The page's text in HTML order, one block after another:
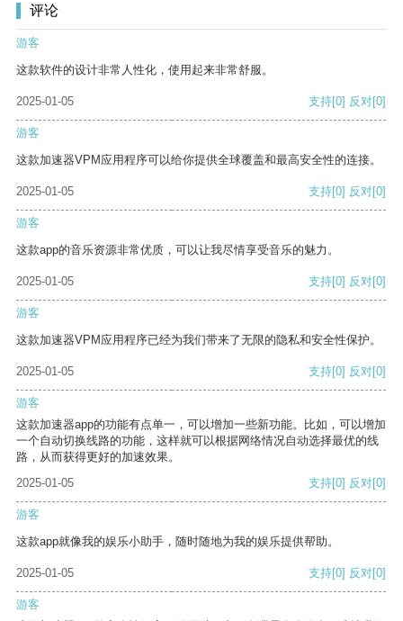
评论
游客
这款软件的设计非常人性化，使用起来非常舒服。
2025-01-05 支持[0] 反对[0]
游客
这款加速器VPM应用程序可以给你提供全球覆盖和最高安全性的连接。
2025-01-05 支持[0] 反对[0]
游客
这款app的音乐资源非常优质，可以让我尽情享受音乐的魅力。
2025-01-05 支持[0] 反对[0]
游客
这款加速器VPM应用程序已经为我们带来了无限的隐私和安全性保护。
2025-01-05 支持[0] 反对[0]
游客
这款加速器app的功能有点单一，可以增加一些新功能。比如，可以增加
一个自动切换线路的功能，这样就可以根据网络情况自动选择最优的线
路，从而获得更好的加速效果。
2025-01-05
支持[0] 反对[0]
游客
这款app就像我的娱乐小助手，随时随地为我的娱乐提供帮助。
2025-01-05 支持[0] 反对[0]
游客